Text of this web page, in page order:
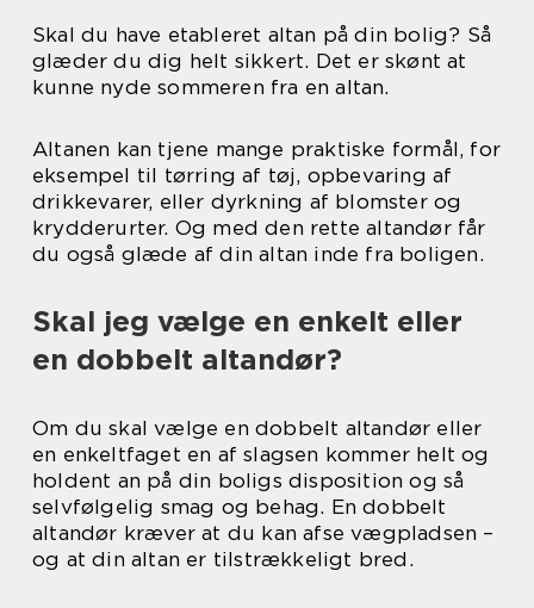
Skal du have etableret altan på din bolig? Så
glæder du dig helt sikkert. Det er skønt at
kunne nyde sommeren fra en altan.
Altanen kan tjene mange praktiske formål, for
eksempel til tørring af tøj, opbevaring af
drikkevarer, eller dyrkning af blomster og
krydderurter. Og med den rette altandør får
du også glæde af din altan inde fra boligen.
Skal jeg vælge en enkelt eller
en dobbelt altandør?
Om du skal vælge en dobbelt altandør eller
en enkeltfaget en af slagsen kommer helt og
holdent an på din boligs disposition og så
selvfølgelig smag og behag. En dobbelt
altandør kræver at du kan afse vægpladsen –
og at din altan er tilstrækkeligt bred.